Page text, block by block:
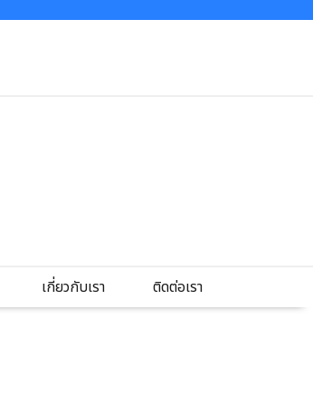
เกี่ยวกับเรา ติดต่อเรา